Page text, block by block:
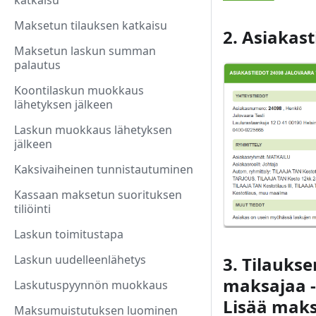
Maksetun tilauksen katkaisu
Maksetun laskun summan
palautus
Koontilaskun muokkaus
lähetyksen jälkeen
Laskun muokkaus lähetyksen
jälkeen
Kaksivaiheinen tunnistautuminen
Kassaan maksetun suorituksen
tiliöinti
Laskun toimitustapa
Laskun uudelleenlähetys
Laskutuspyynnön muokkaus
Maksumuistutuksen luominen
2.
3.
maksajaa
Lisää